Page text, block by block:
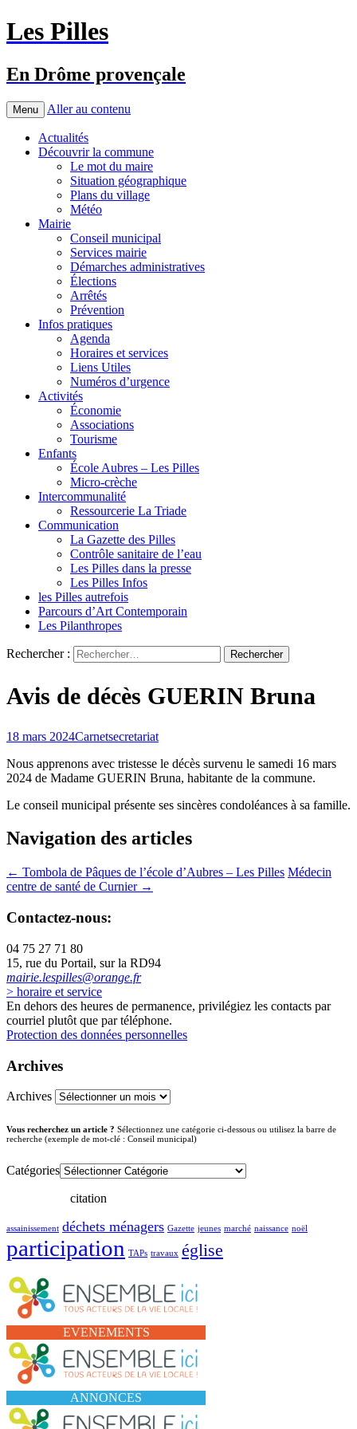
Les Pilles
En Drôme provençale
Menu Aller au contenu
Actualités
Découvrir la commune
Le mot du maire
Situation géographique
Plans du village
Météo
Mairie
Conseil municipal
Services mairie
Démarches administratives
Élections
Arrêtés
Prévention
Infos pratiques
Agenda
Horaires et services
Liens Utiles
Numéros d’urgence
Activités
Économie
Associations
Tourisme
Enfants
École Aubres – Les Pilles
Micro-crèche
Intercommunalité
Ressourcerie La Triade
Communication
La Gazette des Pilles
Contrôle sanitaire de l’eau
Les Pilles dans la presse
Les Pilles Infos
les Pilles autrefois
Parcours d’Art Contemporain
Les Pilanthropes
Rechercher :
Avis de décès GUERIN Bruna
18 mars 2024Carnetsecretariat
Nous apprenons avec tristesse le décès survenu le samedi 16 mars
2024 de Madame GUERIN Bruna, habitante de la commune.
Le conseil municipal présente ses sincères condoléances à sa famille.
Navigation des articles
← Tombola de Pâques de l’école d’Aubres – Les Pilles Médecin
centre de santé de Curnier →
Contactez-nous:
04 75 27 71 80
15, rue du Portail, sur la RD94
mairie.lespilles@orange.fr
> horaire et service
En dehors des heures de permanence, privilégiez les contacts par
courriel plutôt que par téléphone.
Protection des données personnelles
Archives
Archives
Vous recherchez un article ? Sélectionnez une catégorie ci-dessous ou utilisez la barre de
recherche (exemple de mot-clé : Conseil municipal)
Catégories
citation
assainissement déchets ménagers Gazette jeunes marché naissance noël
participation TAPs travaux église
EVENEMENTS
ANNONCES